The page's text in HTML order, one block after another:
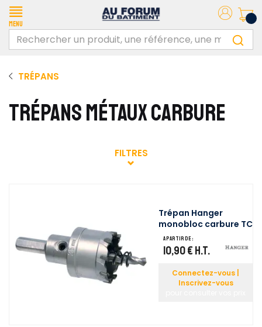
Menu
TRÉPANS
TRÉPANS MÉTAUX CARBURE
FILTRES
Trépan Hanger
monobloc carbure TC
A partir de :
10,90 € H.T.
Connectez-vous |
Inscrivez-vous